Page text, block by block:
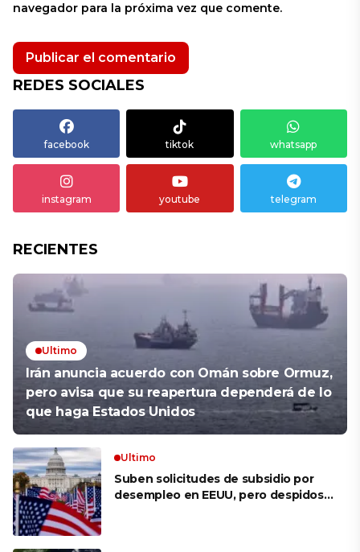
navegador para la próxima vez que comente.
REDES SOCIALES
facebook tiktok whatsapp
instagram youtube telegram
RECIENTES
Ultimo
Irán anuncia acuerdo con Omán sobre Ormuz,
pero avisa que su reapertura dependerá de lo
que haga Estados Unidos
Ultimo
Suben solicitudes de subsidio por
desempleo en EEUU, pero despidos